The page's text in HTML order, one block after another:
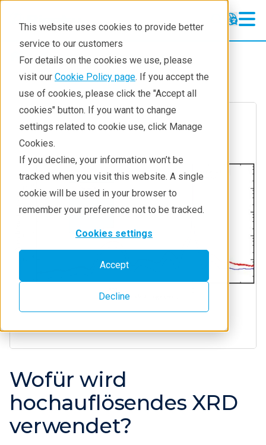
This website uses cookies to provide better
service to our customers
For details on the cookies we use, please
visit our Cookie Policy page. If you accept the
use of cookies, please click the "Accept all
cookies" button. If you want to change
settings related to cookie use, click Manage
Cookies.
If you decline, your information won’t be
tracked when you visit this website. A single
cookie will be used in your browser to
remember your preference not to be tracked.
Cookies settings
Accept
Decline
Resources Techniques
Wofür wird
hochauflösendes XRD
verwendet?